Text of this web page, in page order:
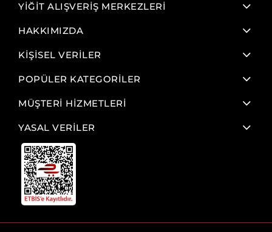
YİĞİT ALIŞVERİŞ MERKEZLERİ
HAKKIMIZDA
KİŞİSEL VERİLER
POPÜLER KATEGORİLER
MÜŞTERİ HİZMETLERİ
YASAL VERİLER